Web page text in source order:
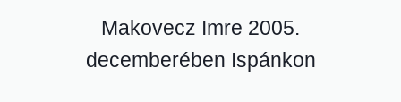
Makovecz Imre 2005.
decemberében Ispánkon